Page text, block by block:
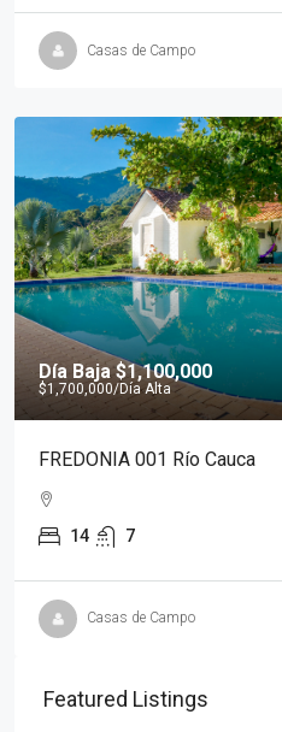
Casas de Campo
Día Baja$1,100,000
$1,700,000/Día Alta
FREDONIA 001 Río Cauca
14 7
Casas de Campo
Featured Listings